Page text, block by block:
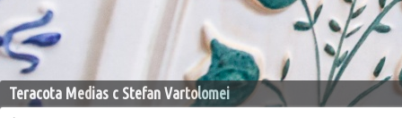
Teracota Medias c Stefan Vartolomei